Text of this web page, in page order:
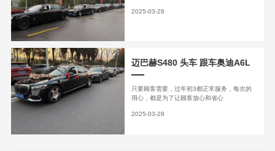
2025-03-28
迈巴赫S480 头车 跟车奥迪A6L
只要顾客需要，过年初3都正常服务，每次的
用心，都是为了让顾客放心和省心
2025-03-28